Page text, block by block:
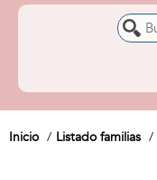
Inicio Listado familias